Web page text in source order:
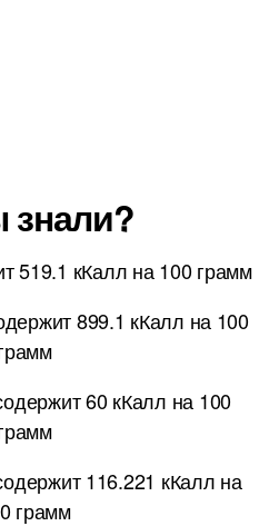
519.1 кКалл на 100 грамм
899.1 кКалл на 100
60 кКалл на 100
116.221 кКалл на
грамм